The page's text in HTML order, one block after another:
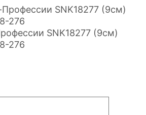
SNK18277 (9см)
276